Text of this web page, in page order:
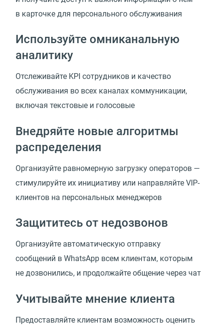
в карточке для персонального обслуживания
Используйте омниканальную
аналитику
Отслеживайте KPI сотрудников и качество
обслуживания во всех каналах коммуникации,
включая текстовые и голосовые
Внедряйте новые алгоритмы
распределения
Организуйте равномерную загрузку операторов —
стимулируйте их инициативу или направляйте VIP-
клиентов на персональных менеджеров
Защититесь от недозвонов
Организуйте автоматическую отправку
сообщений в WhatsApp всем клиентам, которым
не дозвонились, и продолжайте общение через чат
Учитывайте мнение клиента
Предоставляйте клиентам возможность оценить